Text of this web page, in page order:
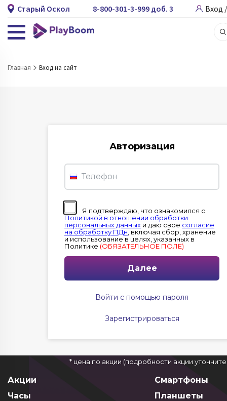
Старый Оскол 8-800-301-3-999 доб. 3 Вход
Главная Вход на сайт
Авторизация
Телефон
Я подтверждаю, что ознакомился с
Политикой в отношении обработки
персональных данных и даю свое согласие
на обработку ПДн , включая сбор, хранение
и использование в целях, указанных в
Политике (ОБЯЗАТЕЛЬНОЕ ПОЛЕ)
Далее
Войти с помощью пароля
Зарегистрироваться
* цена по акции (подробности акции
Акции
Смартфоны
Часы
Планшеты